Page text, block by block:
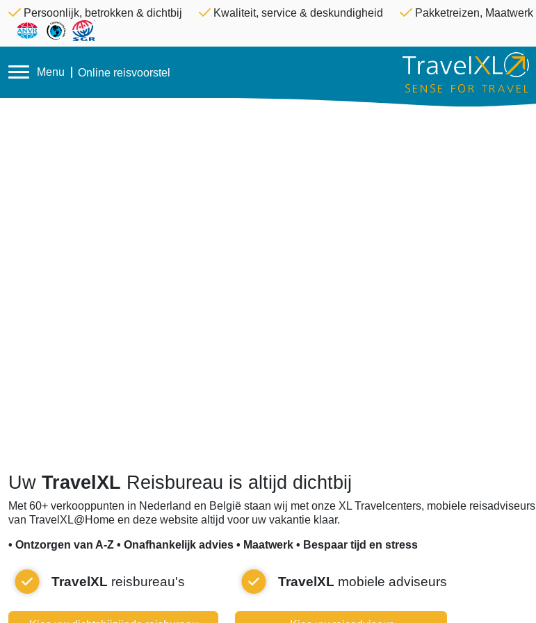
Overslaan en
Persoonlijk, betrokken & dichtbij Kwaliteit, service & deskundigheid Pakketreizen, Maatwerk
Menu Online reisvoorstel
Uw TravelXL Reisbureau is altijd dichtbij
Met 60+ verkooppunten in Nederland en België staan wij met onze XL Travelcenters, mobiele reisadviseurs
van TravelXL@Home en deze website altijd voor uw vakantie klaar.
• Ontzorgen van A-Z • Onafhankelijk advies • Maatwerk • Bespaar tijd en stress
TravelXL reisbureau's TravelXL mobiele adviseurs